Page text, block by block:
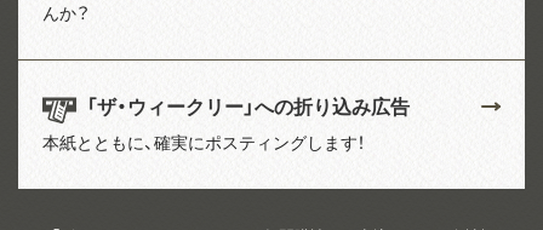
んか？
「ザ・ウィークリー」への折り込み広告
本紙とともに、確実にポスティングします！